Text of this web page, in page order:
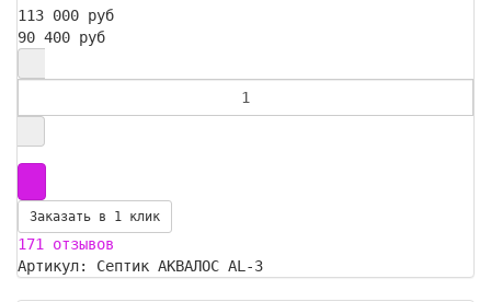
113 000 руб
90 400 руб
Заказать в 1 клик
171 отзывов
Артикул: Септик АКВАЛОС AL-3